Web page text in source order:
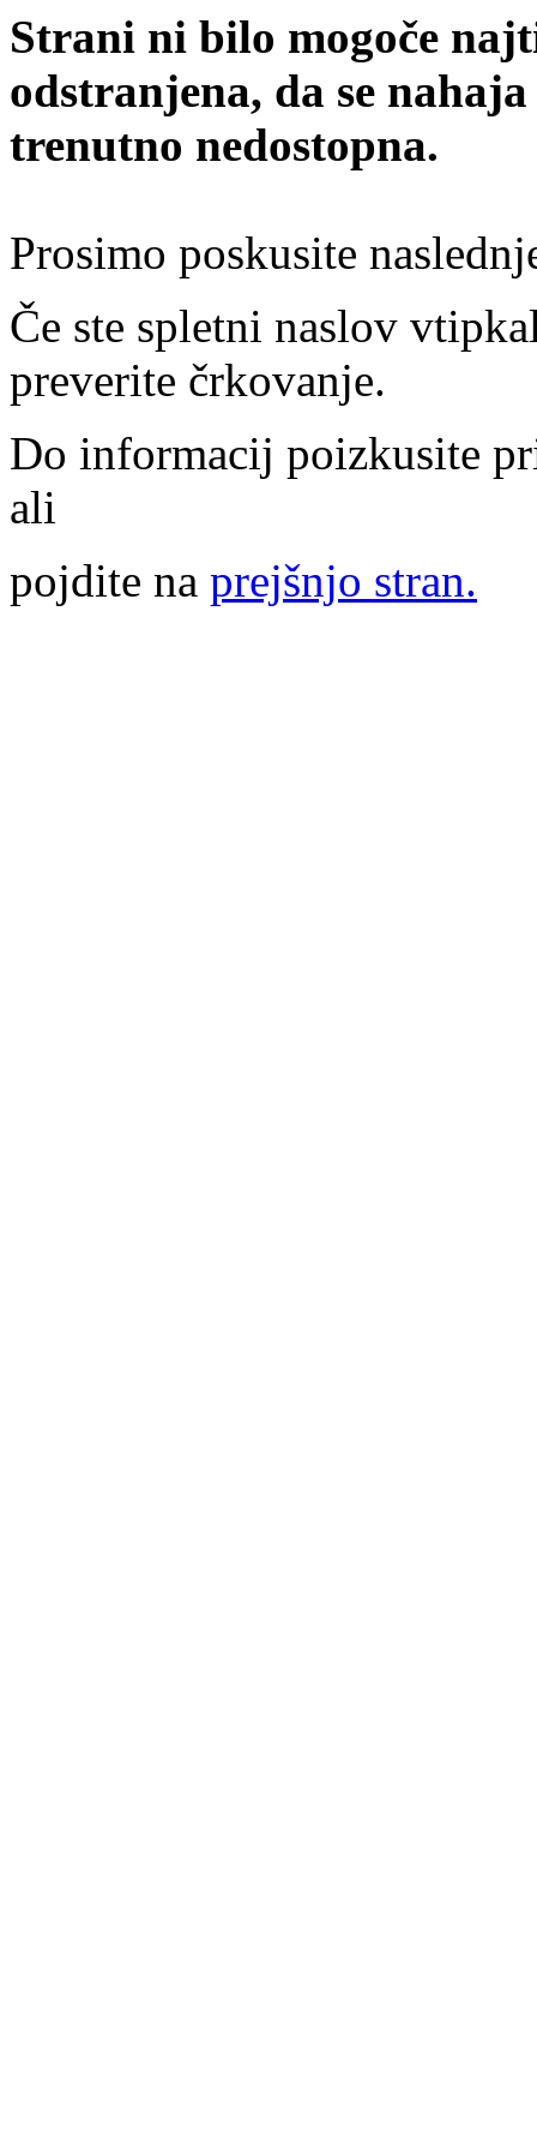
Strani ni bilo mogoče
odstranjena, da se
trenutno nedostopna.
Prosimo poskusite
Če ste spletni naslov
preverite črkovanje.
Do informacij poizkusite
ali
pojdite na prejšnjo stran.